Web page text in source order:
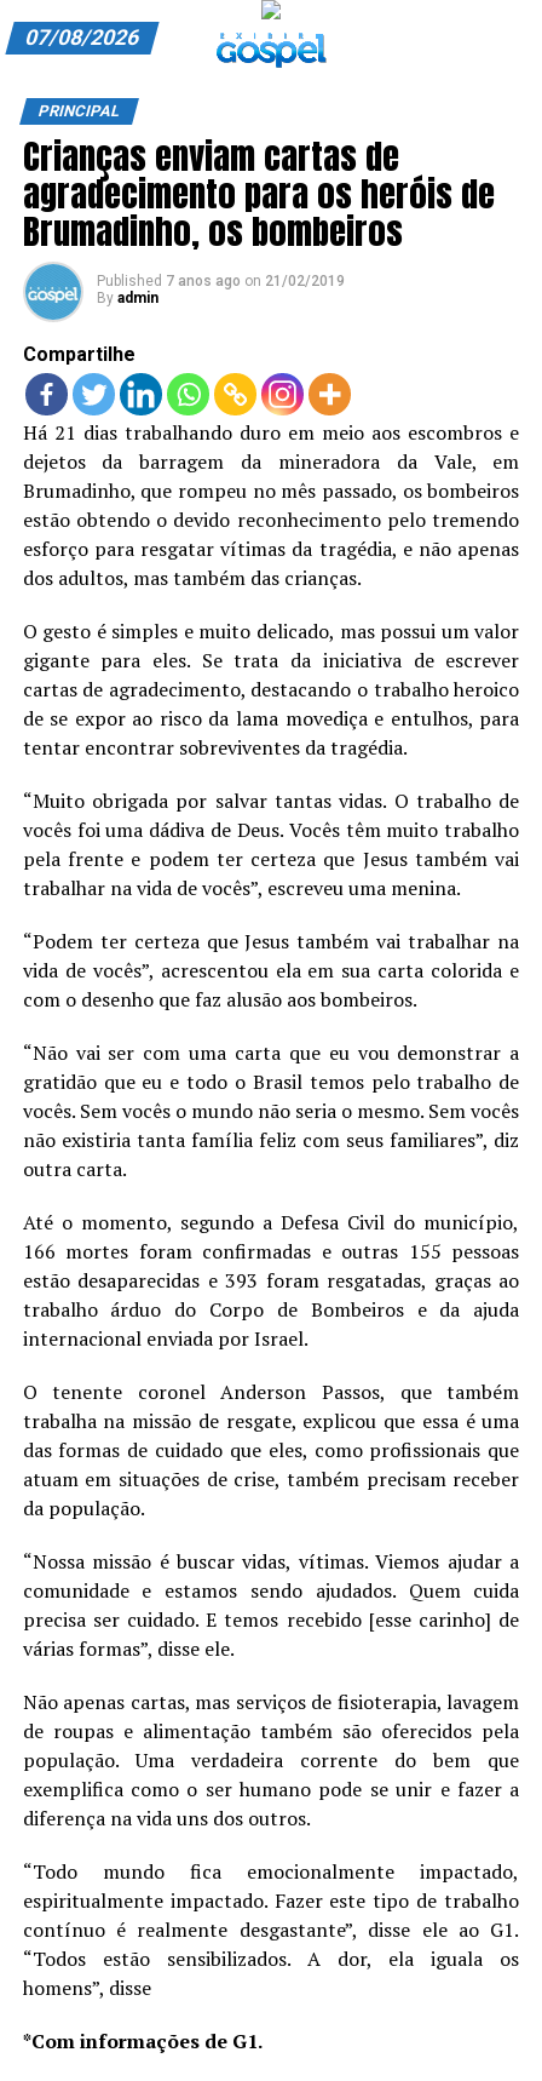
ANUNCIE CONOSCO
ASSINE
CARRINHO
EDITORIAL
ENTREVISTAS
EXPEDIENTE
FINALIZAR COMPRA
HOME
LANÇAMENTOS
07/08/2026
PRINCIPAL
Crianças enviam cartas de
agradecimento para os heróis de
Brumadinho, os bombeiros
Published 7 anos ago on 21/02/2019
By admin
Compartilhe
Há 21 dias trabalhando duro em meio aos escombros e
dejetos da barragem da mineradora da Vale, em
Brumadinho, que rompeu no mês passado, os bombeiros
estão obtendo o devido reconhecimento pelo tremendo
esforço para resgatar vítimas da tragédia, e não apenas
dos adultos, mas também das crianças.
O gesto é simples e muito delicado, mas possui um valor
gigante para eles. Se trata da iniciativa de escrever
cartas de agradecimento, destacando o trabalho heroico
de se expor ao risco da lama movediça e entulhos, para
tentar encontrar sobreviventes da tragédia.
“Muito obrigada por salvar tantas vidas. O trabalho de
vocês foi uma dádiva de Deus. Vocês têm muito trabalho
pela frente e podem ter certeza que Jesus também vai
trabalhar na vida de vocês”, escreveu uma menina.
“Podem ter certeza que Jesus também vai trabalhar na
vida de vocês”, acrescentou ela em sua carta colorida e
com o desenho que faz alusão aos bombeiros.
“Não vai ser com uma carta que eu vou demonstrar a
gratidão que eu e todo o Brasil temos pelo trabalho de
vocês. Sem vocês o mundo não seria o mesmo. Sem vocês
não existiria tanta família feliz com seus familiares”, diz
outra carta.
Até o momento, segundo a Defesa Civil do município,
166 mortes foram confirmadas e outras 155 pessoas
estão desaparecidas e 393 foram resgatadas, graças ao
trabalho árduo do Corpo de Bombeiros e da ajuda
internacional enviada por Israel.
O tenente coronel Anderson Passos, que também
trabalha na missão de resgate, explicou que essa é uma
das formas de cuidado que eles, como profissionais que
atuam em situações de crise, também precisam receber
da população.
“Nossa missão é buscar vidas, vítimas. Viemos ajudar a
comunidade e estamos sendo ajudados. Quem cuida
precisa ser cuidado. E temos recebido [esse carinho] de
várias formas”, disse ele.
Não apenas cartas, mas serviços de fisioterapia, lavagem
de roupas e alimentação também são oferecidos pela
população. Uma verdadeira corrente do bem que
exemplifica como o ser humano pode se unir e fazer a
diferença na vida uns dos outros.
“Todo mundo fica emocionalmente impactado,
espiritualmente impactado. Fazer este tipo de trabalho
contínuo é realmente desgastante”, disse ele ao G1.
“Todos estão sensibilizados. A dor, ela iguala os
homens”, disse
*Com informações de G1.